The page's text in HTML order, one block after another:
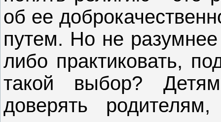
об ее
путем. Но не
либо практиковать,
такой выбор? Детям
доверять